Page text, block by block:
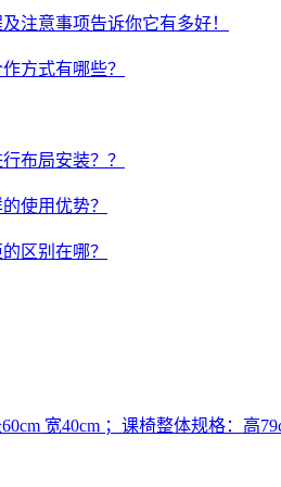
注意事项告诉你它有多好！
方式有哪些？
布局安装？？
使用优势？
区别在哪？
宽40cm ；课椅整体规格：高